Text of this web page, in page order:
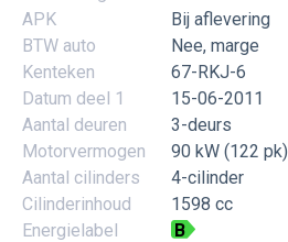
APK
Bij aflevering
BTW auto
Nee, marge
Kenteken
67-RKJ-6
Datum deel 1
15-06-2011
Aantal deuren
3-deurs
Motorvermogen
90 kW (122 pk)
Aantal cilinders
4-cilinder
Cilinderinhoud
1598 cc
Energielabel
B